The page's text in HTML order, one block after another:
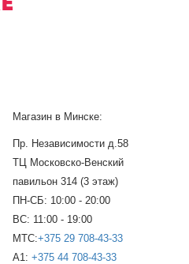
Магазин в Минске:
Пр. Независимости д.58
ТЦ Московско-Венский
павильон 314 (3 этаж)
ПН-СБ: 10:00 - 20:00
ВС: 11:00 - 19:00
МТС:+375 29 708-43-33
A1: +375 44 708-43-33